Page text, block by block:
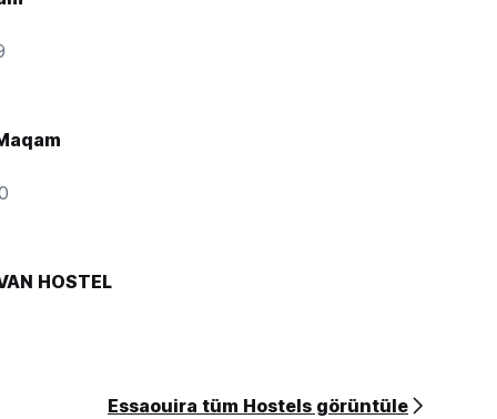
HOSTEL
Essaouira tüm Hostels görüntüle